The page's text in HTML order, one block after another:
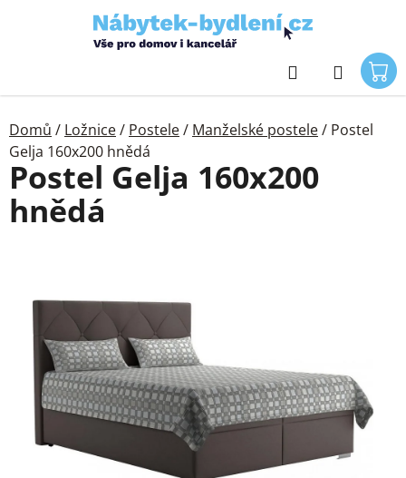
Hledat
Domů / Ložnice/ Postele/ Manželské postele/ Postel
Gelja 160x200 hnědá
Postel Gelja 160x200
hnědá